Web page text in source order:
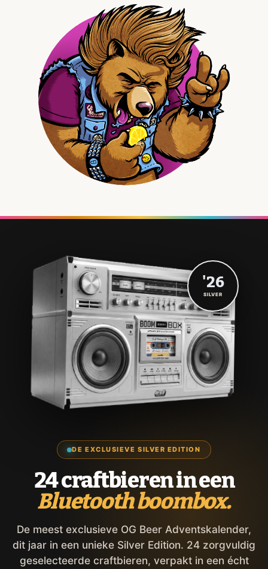
DE EXCLUSIEVE SILVER EDITION
24 craftbieren in een
Bluetooth boombox.
De meest exclusieve OG Beer Adventskalender,
dit jaar in een unieke Silver Edition. 24 zorgvuldig
geselecteerde craftbieren, verpakt in een écht
'26
SILVER